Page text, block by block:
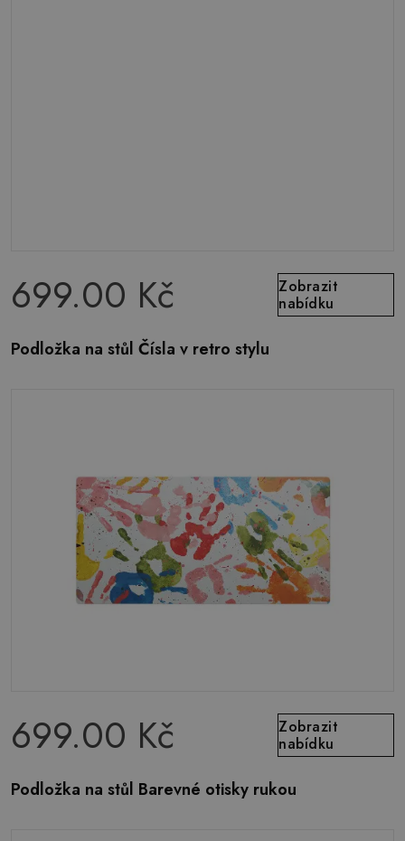
699.00 Kč
Zobrazit
nabídku
Podložka na stůl Čísla v retro stylu
699.00 Kč
Zobrazit
nabídku
Podložka na stůl Barevné otisky rukou